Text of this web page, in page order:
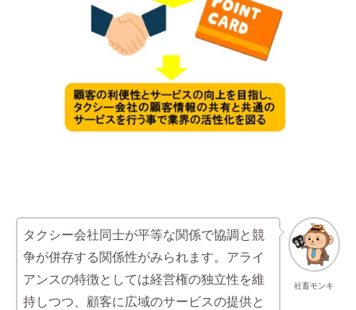
社畜モンキ
タクシー会社同士が平等な関係で協調と競
争が併存する関係性がみられます。アライ
アンスの特徴としては経営権の独立性を維
持しつつ、顧客に広域のサービスの提供と